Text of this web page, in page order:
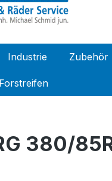
Industrie Zubehör
Forstreifen
380/